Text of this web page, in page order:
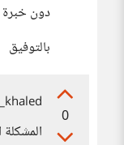
دون
بالتوفيق
0